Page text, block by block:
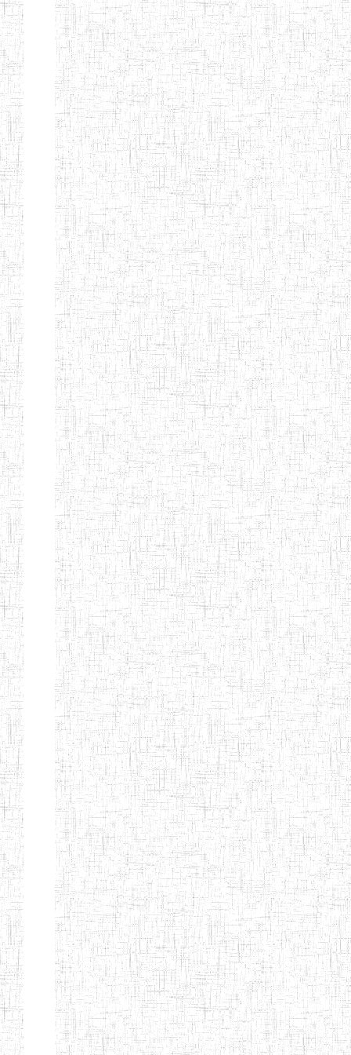
SAINT
ANDREW'S BTTC
28/12/2007 ENIEG
MODEL
INCLUSIVE
BILINGUAL
TEACHER
TRAINING
INSTITUTE
08/09/2015 ENIEG
CEFED/SPED/TTI
SANTA
17/11/2008 ENIEG
PTTC MBENGWI 06/08/1990 ENIEG
FULL GOSPEL
BTTC MBENGWI
02/10/1998 ENIEG
BAPTIST
TEACHERS
TRAINING
COLLEGE
08/08/1983 ENIEG
KENCHOLIA
TEACHER'S
TRAINING
COLLEGE
"K.T.T.C NDOP"
15/09/2015 ENIEG
ENIEG PRIVEE
BILINGUE
LAIQUE LES
PERFORMANCES
PEDAGOGIQUES
01/09/2015 ENIEG
ENIEG DU HAUT
NKAM
12/08/2013 ENIEG
ENIEG BILINGUE
DE L'IPEP DE
BANDJOUN
05/09/2003 ENIEG
ENIEG PRIVEE
NANFAH
07/09/2012 ENIEG
ENPIEG TERESA
JANE
14/03/2014 ENIEG